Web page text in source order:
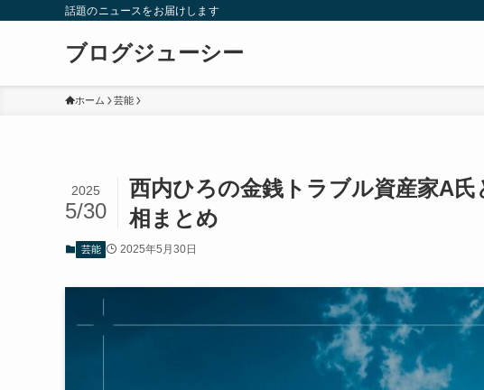
話題のニュースをお届けします
ブログジューシー
ホーム 芸能
西内ひろの金銭トラブル資産家A
相まとめ
2025
5/30
芸能 2025年5月30日